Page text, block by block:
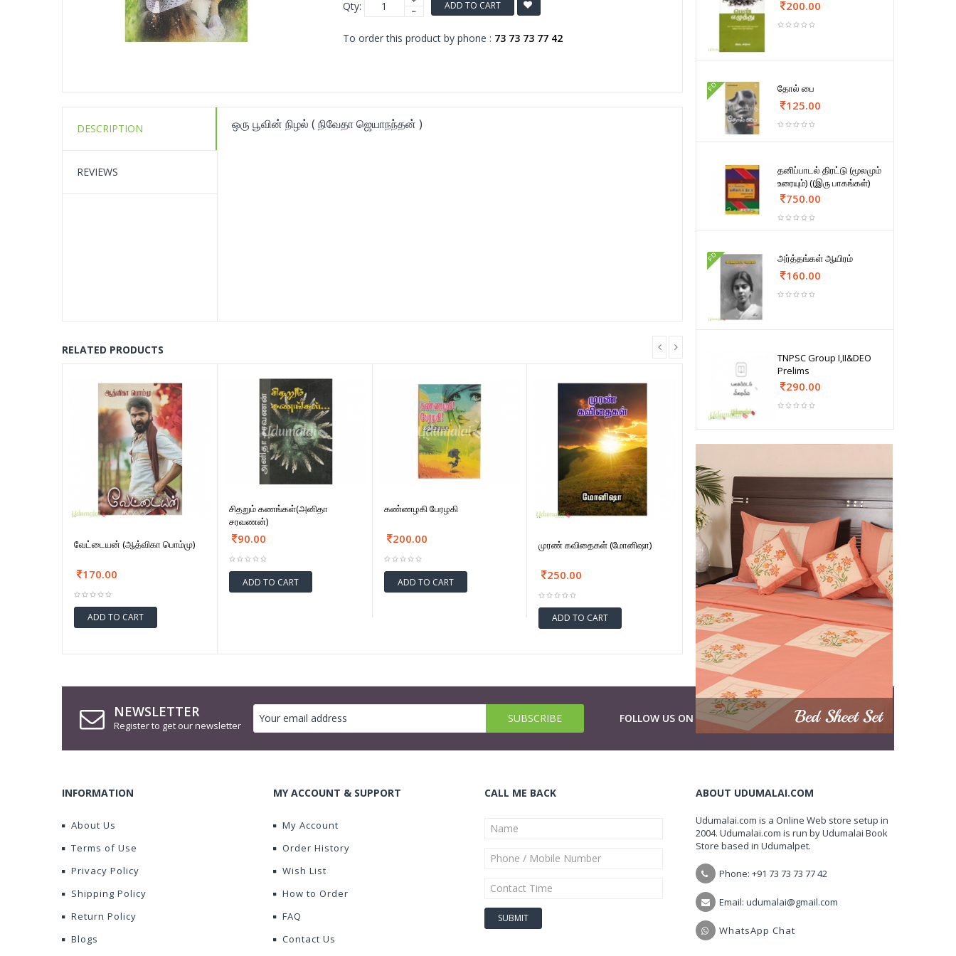
Qty: ADD TO CART
To order this product by phone : 73 73 73 77 42
DESCRIPTION
REVIEWS
ஒரு பூவின் நிழல் ( நிவேதா ஜெயாநந்தன் )
RELATED PRODUCTS
வேட்டையன் (ஆத்விகா பொம்மு)
170.00
ADD TO CART
சிதறும் கணங்கள்(அனிதா
சரவணன்)
90.00
ADD TO CART
கண்ணழகி பேரழகி
200.00
ADD TO CART
முரண் கவிதைகள் (மோனிஷா)
250.00
ADD TO CART
200.00
FD தோல் பை
125.00
தனிப்பாடல் திரட்டு (மூலமும்
உரையும்) ((இரு பாகங்கள்)
750.00
FD அர்த்தங்கள் ஆயிரம்
160.00
TNPSC Group I,II&DEO
Prelims
290.00
NEWSLETTER
Register to get our newsletter
FOLLOW US ON
INFORMATION
About Us
Terms of Use
Privacy Policy
Shipping Policy
Return Policy
Blogs
MY ACCOUNT & SUPPORT
My Account
Order History
Wish List
How to Order
FAQ
Contact Us
CALL ME BACK ABOUT UDUMALAI.COM
Udumalai.com is a Online Web store setup in
2004. Udumalai.com is run by Udumalai Book
Store based in Udumalpet.
Phone: +91 73 73 73 77 42
Email: udumalai@gmail.com
WhatsApp Chat